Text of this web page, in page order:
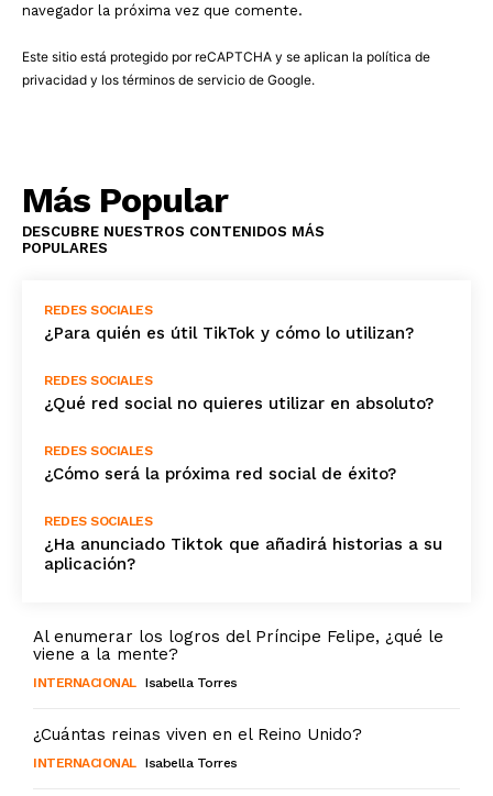
navegador la próxima vez que comente.
Este sitio está protegido por reCAPTCHA y se aplican la política de
privacidad y los términos de servicio de Google.
Más Popular
DESCUBRE NUESTROS CONTENIDOS MÁS
POPULARES
REDES SOCIALES
¿Para quién es útil TikTok y cómo lo utilizan?
REDES SOCIALES
¿Qué red social no quieres utilizar en absoluto?
REDES SOCIALES
¿Cómo será la próxima red social de éxito?
REDES SOCIALES
¿Ha anunciado Tiktok que añadirá historias a su
aplicación?
Al enumerar los logros del Príncipe Felipe, ¿qué le
viene a la mente?
INTERNACIONAL Isabella Torres
¿Cuántas reinas viven en el Reino Unido?
INTERNACIONAL Isabella Torres